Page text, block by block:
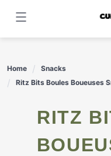
content
Home
Snacks
Ritz Bits Boules Boueuses
RITZ BITS BOULES